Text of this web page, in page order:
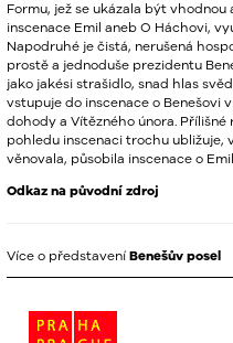
Formu, jež se ukázala být
inscenace Emil aneb O Háchovi,
Napodruhé je čistá, nerušená
prostě a jednoduše prezidentu
jako jakési strašidlo, snad hlas
vstupuje do inscenace o Benešovi
dohody a Vítězného února.
pohledu inscenaci trochu ubližuje,
věnovala, působila inscenace o
Odkaz na původní zdroj
Více o představení Benešův posel